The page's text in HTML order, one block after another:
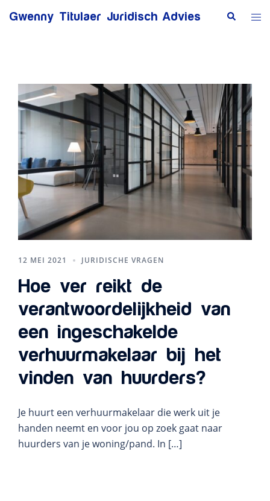
naarGwenny Titulaer Juridisch Advies Zoeken
12 MEI 2021 JURIDISCHE VRAGEN
Hoe ver reikt de
verantwoordelijkheid van
een ingeschakelde
verhuurmakelaar bij het
vinden van huurders?
Je huurt een verhuurmakelaar die werk uit je
handen neemt en voor jou op zoek gaat naar
huurders van je woning/pand. In […]